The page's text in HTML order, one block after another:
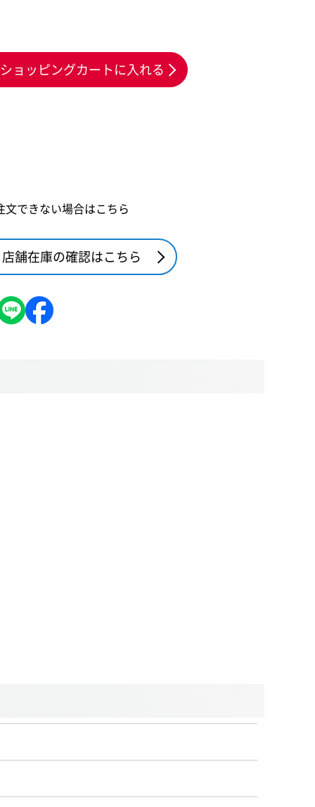
ショッピングカートに入れる
文できない場合はこちら
店舗在庫の確認はこちら